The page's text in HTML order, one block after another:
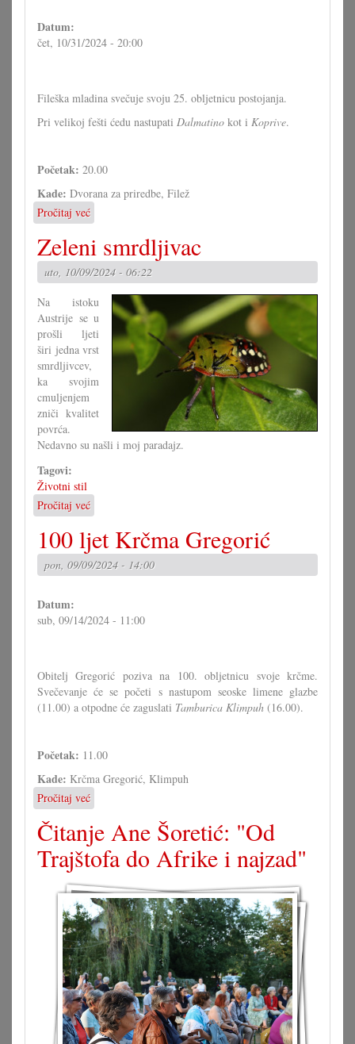
eu-
Datum:
čet, 10/31/2024 - 20:00
Fileška mladina svečuje svoju 25. obljetnicu postojanja.
Pri velikoj fešti ćedu nastupati Dalmatino kot i Koprive.
Početak: 20.00
Kade: Dvorana za priredbe, Filež
Pročitaj već
25
ljet
Mladina
Filež
Zeleni smrdljivac
uto, 10/09/2024 - 06:22
Na istoku
Austrije se u
prošli ljeti
širi jedna vrst
smrdljivcev,
ka svojim
cmuljenjem
zniči kvalitet
povrća.
Nedavno su našli i moj paradajz.
Tagovi:
Životni stil
Pročitaj već
Zeleni
smrdljivac
100 ljet Krčma Gregorić
pon, 09/09/2024 - 14:00
Datum:
sub, 09/14/2024 - 11:00
Obitelj Gregorić poziva na 100. obljetnicu svoje krčme.
Svečevanje će se početi s nastupom seoske limene glazbe
(11.00) a otpodne će zaguslati Tamburica Klimpuh (16.00).
Početak: 11.00
Kade: Krčma Gregorić, Klimpuh
Pročitaj već
100
ljet
Krčma
Gregorić
Čitanje Ane Šoretić: "Od
Trajštofa do Afrike i najzad"